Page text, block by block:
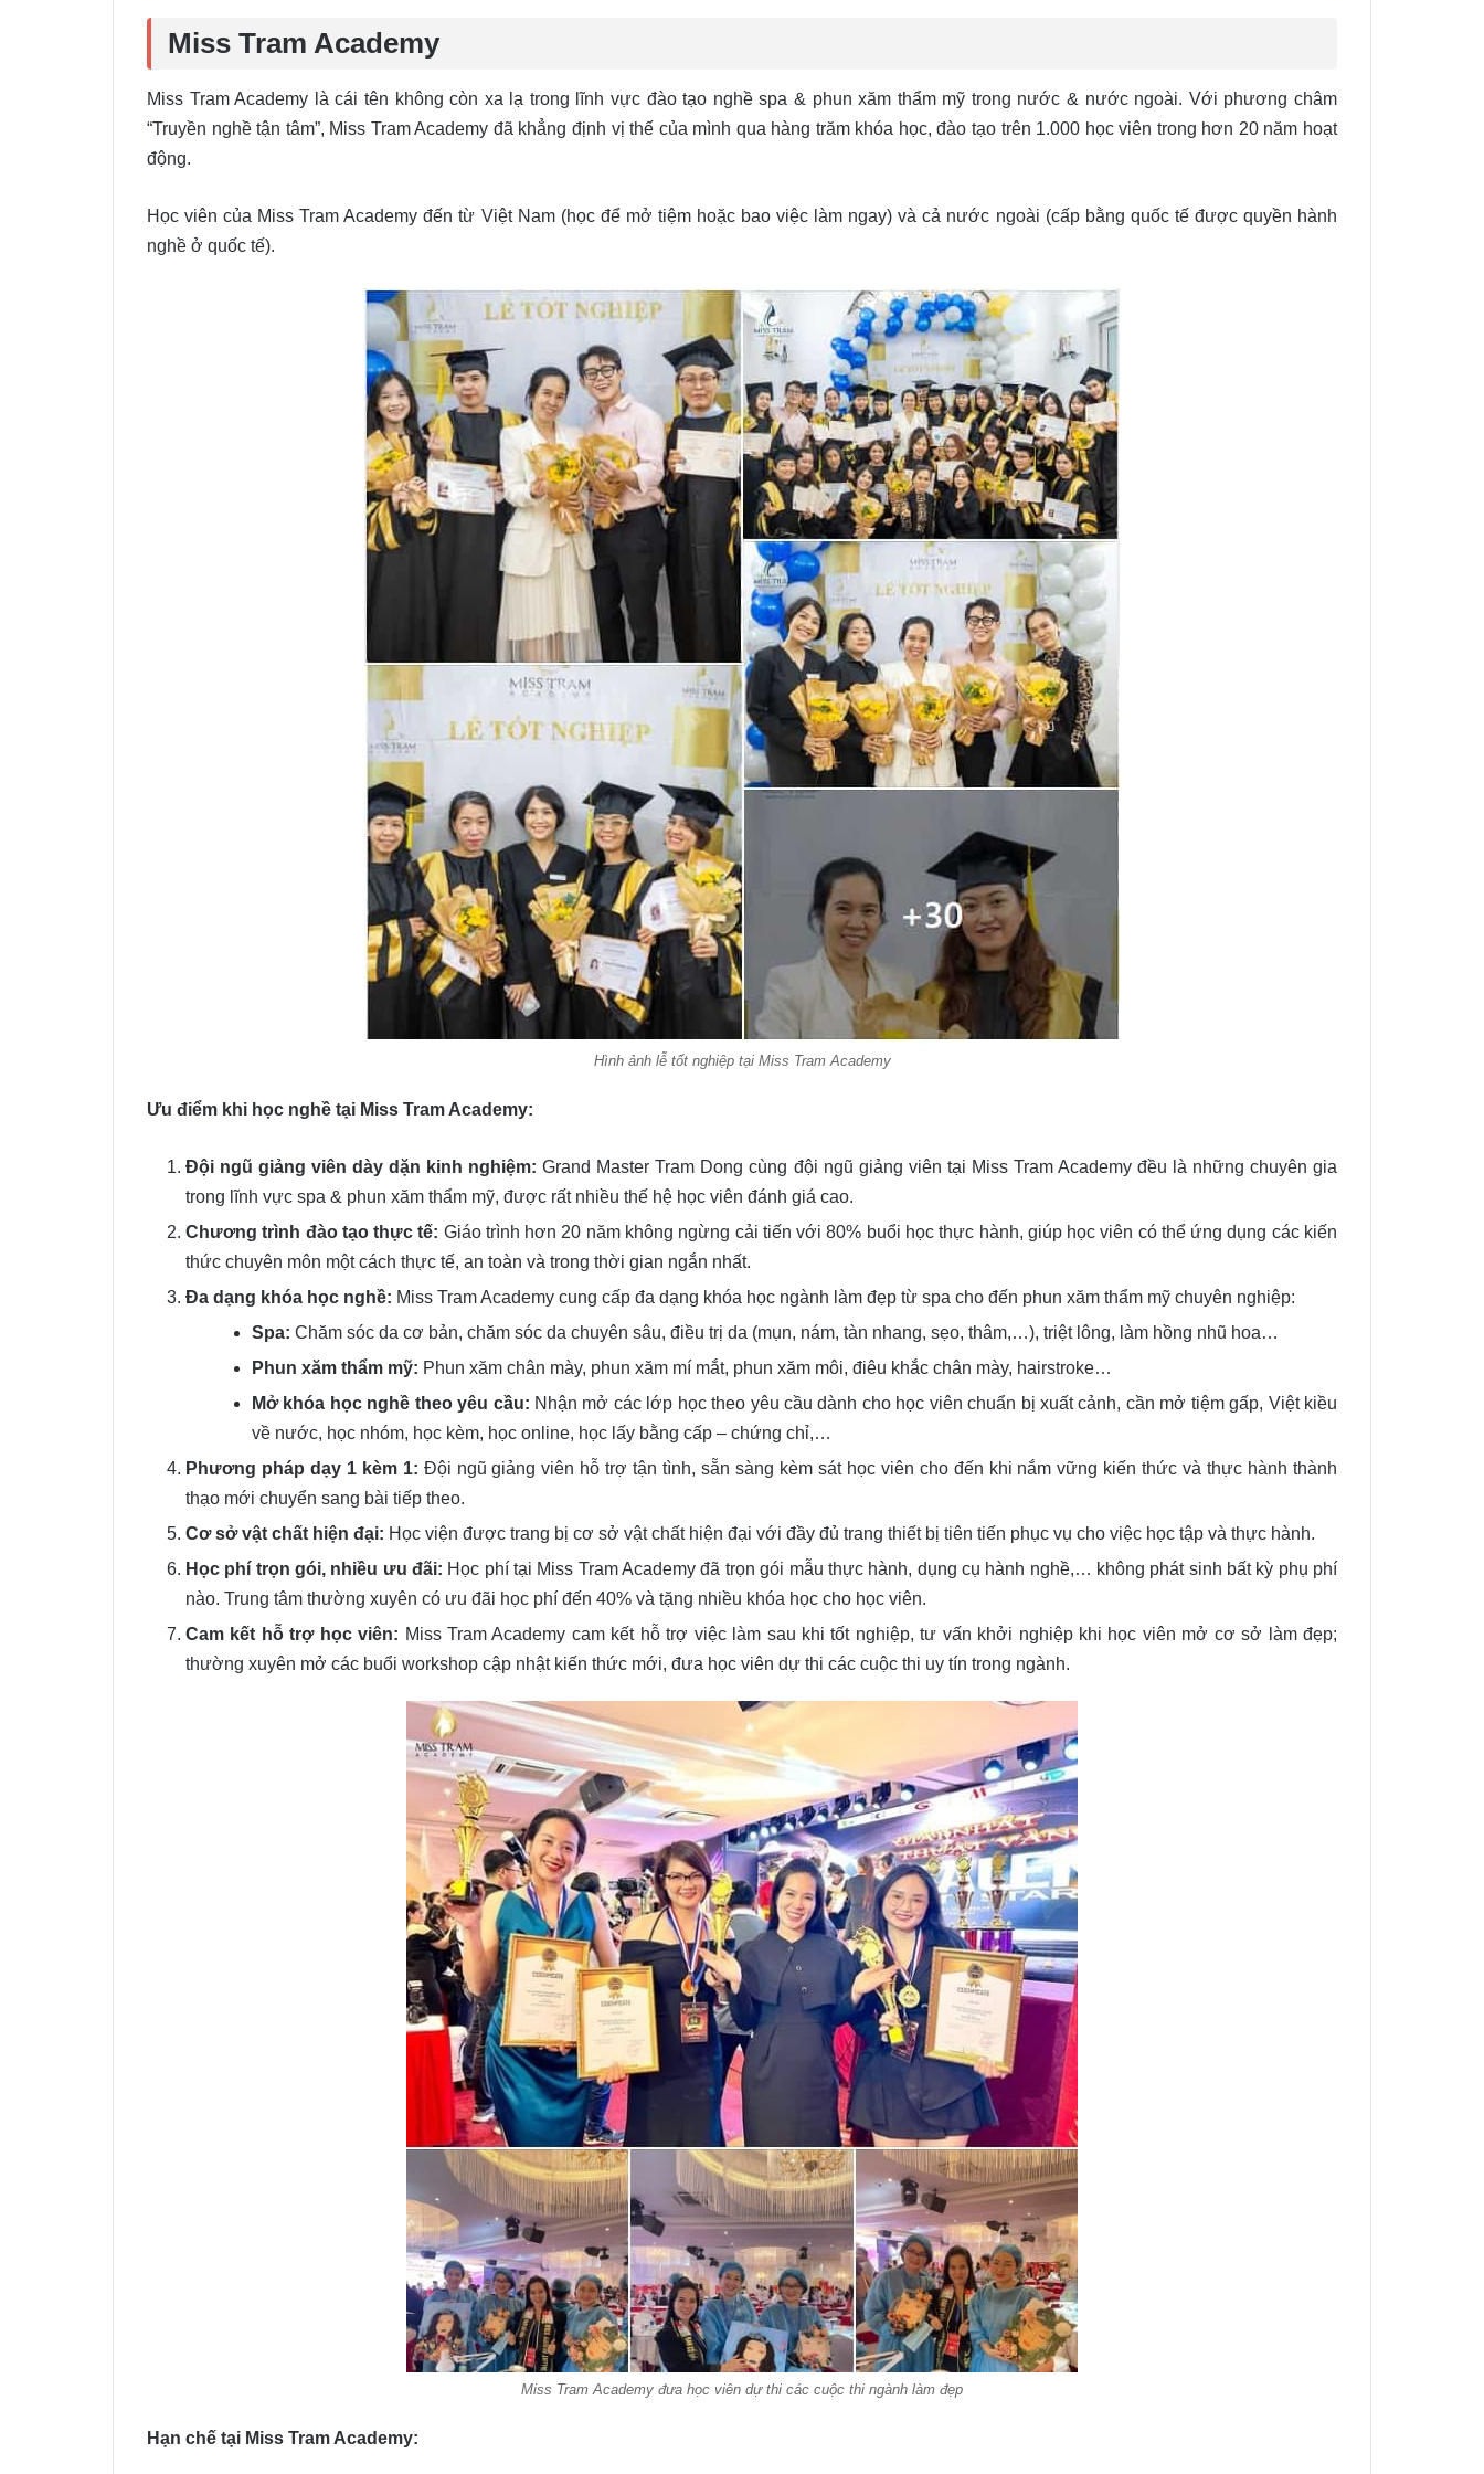
Miss Tram Academy
Miss Tram Academy là cái tên không còn xa lạ trong lĩnh vực đào tạo nghề spa & phun xăm thẩm mỹ trong nước & nước ngoài. Với phương châm
“Truyền nghề tận tâm”, Miss Tram Academy đã khẳng định vị thế của mình qua hàng trăm khóa học, đào tạo trên 1.000 học viên trong hơn 20 năm hoạt
động.
Học viên của Miss Tram Academy đến từ Việt Nam (học để mở tiệm hoặc bao việc làm ngay) và cả nước ngoài (cấp bằng quốc tế được quyền hành
nghề ở quốc tế).
Hình ảnh lễ tốt nghiệp tại Miss Tram Academy
Ưu điểm khi học nghề tại Miss Tram Academy:
Đội ngũ giảng viên dày dặn kinh nghiệm: Grand Master Tram Dong cùng đội ngũ giảng viên tại Miss Tram Academy đều là những chuyên gia
trong lĩnh vực spa & phun xăm thẩm mỹ, được rất nhiều thế hệ học viên đánh giá cao.
Chương trình đào tạo thực tế: Giáo trình hơn 20 năm không ngừng cải tiến với 80% buổi học thực hành, giúp học viên có thể ứng dụng các kiến
thức chuyên môn một cách thực tế, an toàn và trong thời gian ngắn nhất.
Đa dạng khóa học nghề: Miss Tram Academy cung cấp đa dạng khóa học ngành làm đẹp từ spa cho đến phun xăm thẩm mỹ chuyên nghiệp:
Spa: Chăm sóc da cơ bản, chăm sóc da chuyên sâu, điều trị da (mụn, nám, tàn nhang, sẹo, thâm,…), triệt lông, làm hồng nhũ hoa…
Phun xăm thẩm mỹ: Phun xăm chân mày, phun xăm mí mắt, phun xăm môi, điêu khắc chân mày, hairstroke…
Mở khóa học nghề theo yêu cầu: Nhận mở các lớp học theo yêu cầu dành cho học viên chuẩn bị xuất cảnh, cần mở tiệm gấp, Việt kiều
về nước, học nhóm, học kèm, học online, học lấy bằng cấp – chứng chỉ,…
Phương pháp dạy 1 kèm 1: Đội ngũ giảng viên hỗ trợ tận tình, sẵn sàng kèm sát học viên cho đến khi nắm vững kiến thức và thực hành thành
thạo mới chuyển sang bài tiếp theo.
Cơ sở vật chất hiện đại: Học viện được trang bị cơ sở vật chất hiện đại với đầy đủ trang thiết bị tiên tiến phục vụ cho việc học tập và thực hành.
Học phí trọn gói, nhiều ưu đãi: Học phí tại Miss Tram Academy đã trọn gói mẫu thực hành, dụng cụ hành nghề,… không phát sinh bất kỳ phụ phí
nào. Trung tâm thường xuyên có ưu đãi học phí đến 40% và tặng nhiều khóa học cho học viên.
Cam kết hỗ trợ học viên: Miss Tram Academy cam kết hỗ trợ việc làm sau khi tốt nghiệp, tư vấn khởi nghiệp khi học viên mở cơ sở làm đẹp;
thường xuyên mở các buổi workshop cập nhật kiến thức mới, đưa học viên dự thi các cuộc thi uy tín trong ngành.
Miss Tram Academy đưa học viên dự thi các cuộc thi ngành làm đẹp
Hạn chế tại Miss Tram Academy: